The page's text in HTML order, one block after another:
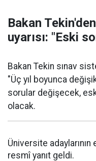
Bakan
uyarısı: "Eski
Bakan Tekin sınav
"Üç yıl boyunca
sorular değişecek,
olacak.
Üniversite
resmî yanıt geldi.